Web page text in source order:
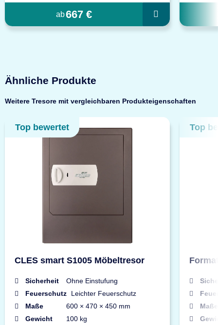
ab667 €
Ähnliche Produkte
Weitere Tresore mit vergleichbaren Produkteigenschaften
Top bewertet
CLES smart S1005 Möbeltresor
Sicherheit
Ohne Einstufung
Feuerschutz
Leichter Feuerschutz
Maße
600 × 470 × 450 mm
Gewicht
100 kg
Top
Maße